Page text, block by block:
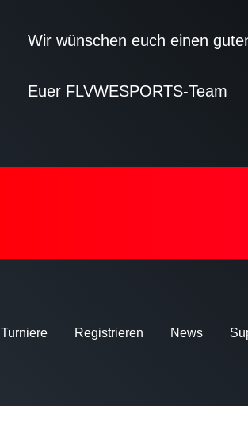
Wir wünschen euch einen
Euer FLVWESPORTS-Team
Turniere Registrieren News